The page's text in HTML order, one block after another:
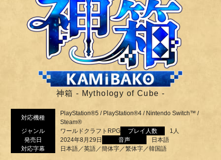
神箱 - Mythology of Cube -
対応機種
PlayStation®5 / PlayStation®4 / Nintendo Switch™ /
Steam®
ジャンル
ワールドクラフトRPG プレイ人数
1人
発売日
2024年8月29日 音声
日本語
対応字幕
日本語／英語／簡体字／繁体字／韓国語